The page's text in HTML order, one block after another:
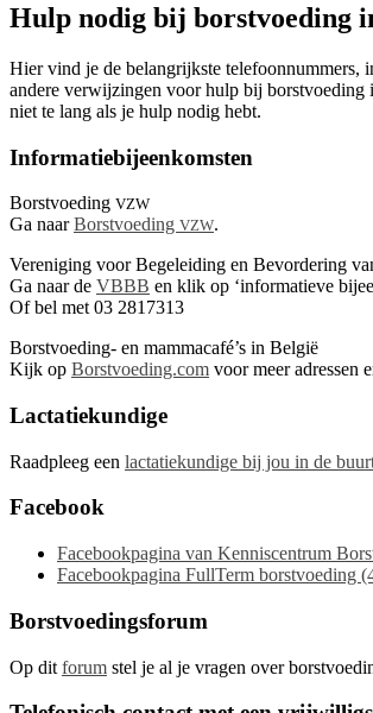
Hulp nodig bij borstvoeding
Hier vind je de belangrijkste telefoonnummers,
andere verwijzingen voor hulp bij borstvoeding
niet te lang als je hulp nodig hebt.
Informatiebijeenkomsten
Borstvoeding VZW
Ga naarBorstvoeding VZW.
Vereniging voor Begeleiding en Bevordering
Ga naar de VBBB en klik op ‘informatieve
Of bel met 03 2817313
Borstvoeding- en mammacafé’s in België
Kijk op Borstvoeding.com voor meer adressen
Lactatiekundige
Raadpleeg een lactatiekundige bij jou in de
Facebook
Facebookpagina van Kenniscentrum
Facebookpagina FullTerm borstvoeding
Borstvoedingsforum
Op dit forum stel je al je vragen over